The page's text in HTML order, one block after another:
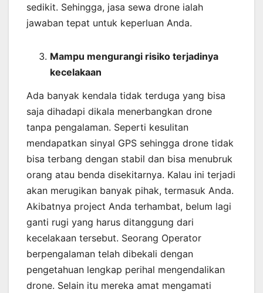
sedikit. Sehingga, jasa sewa drone ialah
jawaban tepat untuk keperluan Anda.
Mampu mengurangi risiko terjadinya
kecelakaan
Ada banyak kendala tidak terduga yang bisa
saja dihadapi dikala menerbangkan drone
tanpa pengalaman. Seperti kesulitan
mendapatkan sinyal GPS sehingga drone tidak
bisa terbang dengan stabil dan bisa menubruk
orang atau benda disekitarnya. Kalau ini terjadi
akan merugikan banyak pihak, termasuk Anda.
Akibatnya project Anda terhambat, belum lagi
ganti rugi yang harus ditanggung dari
kecelakaan tersebut. Seorang Operator
berpengalaman telah dibekali dengan
pengetahuan lengkap perihal mengendalikan
drone. Selain itu mereka amat mengamati